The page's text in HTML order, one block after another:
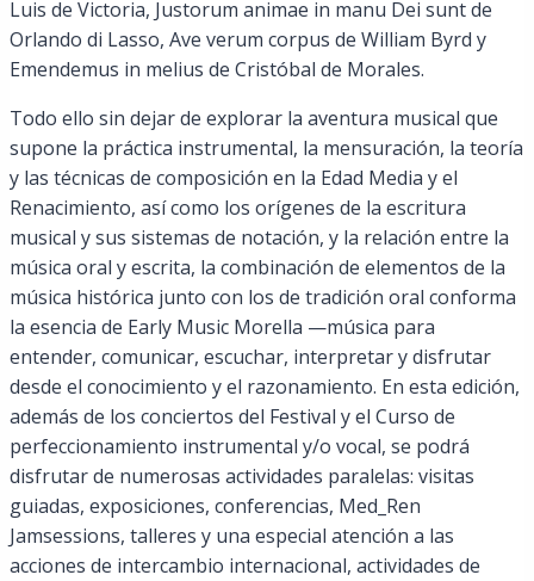
Luis de Victoria, Justorum animae in manu Dei sunt de
Orlando di Lasso, Ave verum corpus de William Byrd y
Emendemus in melius de Cristóbal de Morales.
Todo ello sin dejar de explorar la aventura musical que
supone la práctica instrumental, la mensuración, la teoría
y las técnicas de composición en la Edad Media y el
Renacimiento, así como los orígenes de la escritura
musical y sus sistemas de notación, y la relación entre la
música oral y escrita, la combinación de elementos de la
música histórica junto con los de tradición oral conforma
la esencia de Early Music Morella —música para
entender, comunicar, escuchar, interpretar y disfrutar
desde el conocimiento y el razonamiento. En esta edición,
además de los conciertos del Festival y el Curso de
perfeccionamiento instrumental y/o vocal, se podrá
disfrutar de numerosas actividades paralelas: visitas
guiadas, exposiciones, conferencias, Med_Ren
Jamsessions, talleres y una especial atención a las
acciones de intercambio internacional, actividades de